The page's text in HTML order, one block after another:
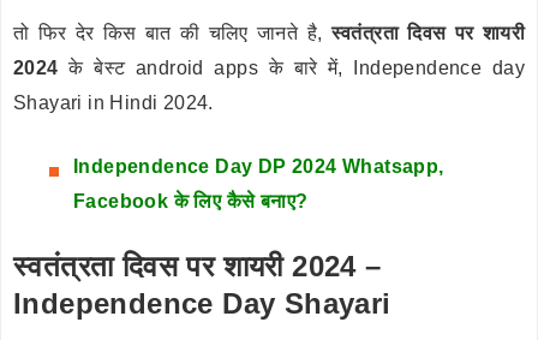
तो फिर देर किस बात की चलिए जानते है,स्वतंत्रता दिवस पर शायरी
2024 के बेस्ट android apps के बारे में, Independence day
Shayari in Hindi 2024.
Independence Day DP 2024 Whatsapp,
Facebook के लिए कैसे बनाए?
स्वतंत्रता दिवस पर शायरी 2024 –
Independence Day Shayari